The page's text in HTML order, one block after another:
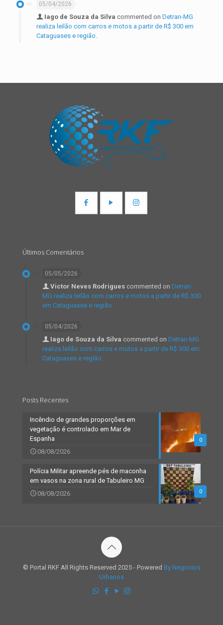
05/04/2026
Iago de Souza da Silva commented on Detran-MG
realiza leilão com carros e motos a partir de R$ 300 em
Cataguases e região.
Últimos Comentários
05/05/2026
Victor Neves Rodrigues commented on Detran-
MG realiza leilão com carros e motos a partir de R$ 300
em Cataguases e região.
05/04/2026
Iago de Souza da Silva commented on Detran-MG
realiza leilão com carros e motos a partir de R$ 300 em
Cataguases e região.
Posts Recentes
0
Incêndio de grandes proporções em
vegetação é controlado em Mar de
Espanha
08/08/2026
0
Polícia Militar apreende pés de maconha
em vasos na zona rural de Tabuleiro MG
08/08/2026
© Portal RKF All Rights Reserved 2025 - Powered By Negocios
Urbanos